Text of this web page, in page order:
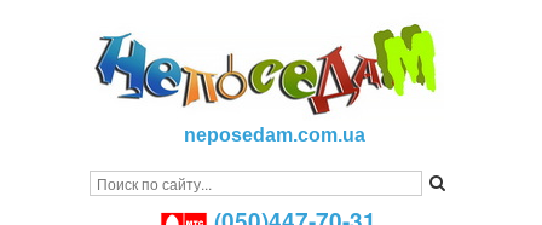
neposedam.com.ua